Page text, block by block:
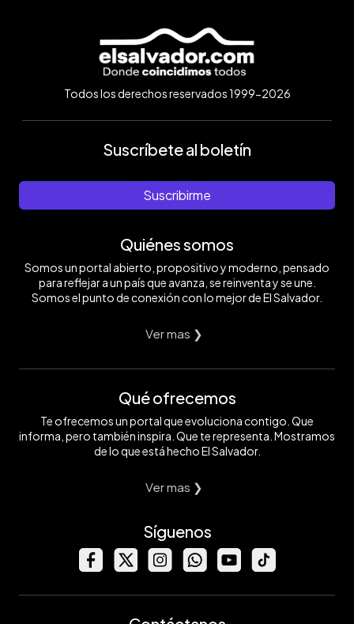
Todos los derechos reservados 1999-2026
Suscríbete al boletín
Suscribirme
Quiénes somos
Somos un portal abierto, propositivo y moderno, pensado
para reflejar a un país que avanza, se reinventa y se une.
Somos el punto de conexión con lo mejor de El Salvador.
Ver mas ❯
Qué ofrecemos
Te ofrecemos un portal que evoluciona contigo. Que
informa, pero también inspira. Que te representa. Mostramos
de lo que está hecho El Salvador.
Ver mas ❯
Síguenos